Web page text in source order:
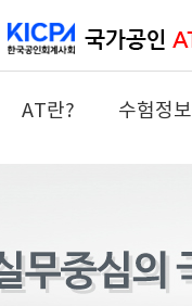
AT란? 수험정보